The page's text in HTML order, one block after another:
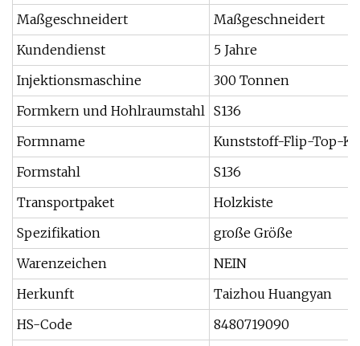
Maßgeschneidert
Maßgeschneidert
Kundendienst
5 Jahre
Injektionsmaschine
300 Tonnen
Formkern und Hohlraumstahl S136
Formname
Kunststoff-Flip-Top-
Formstahl
S136
Transportpaket
Holzkiste
Spezifikation
große Größe
Warenzeichen
NEIN
Herkunft
Taizhou Huangyan
HS-Code
8480719090